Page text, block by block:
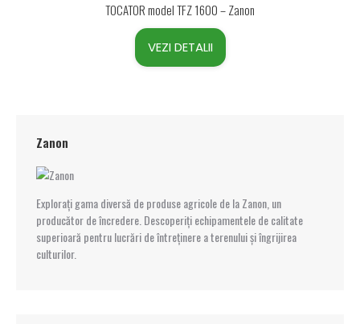
TOCATOR model TFZ 1600 – Zanon
VEZI DETALII
Zanon
Explorați gama diversă de produse agricole de la Zanon, un
producător de încredere. Descoperiți echipamentele de calitate
superioară pentru lucrări de întreținere a terenului și îngrijirea
culturilor.